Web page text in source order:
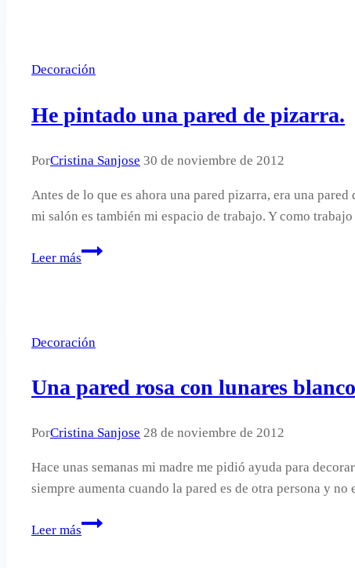
sola
Decoración
He pintado una pared de pizarra.
PorCristina Sanjose 30 de noviembre de 2012
Antes de lo que es ahora una pared pizarra, era una
mi salón es también mi espacio de trabajo. Y como
Leer más
He
de
Decoración
Una pared rosa con lunares
PorCristina Sanjose 28 de noviembre de 2012
Hace unas semanas mi madre me pidió ayuda para
siempre aumenta cuando la pared es de otra persona y
Leer más
Una